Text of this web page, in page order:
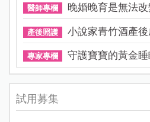
醫師專欄 晚婚晚育是無法
產後照護 小說家青竹酒產
專家專欄 守護寶寶的黃金
試用募集